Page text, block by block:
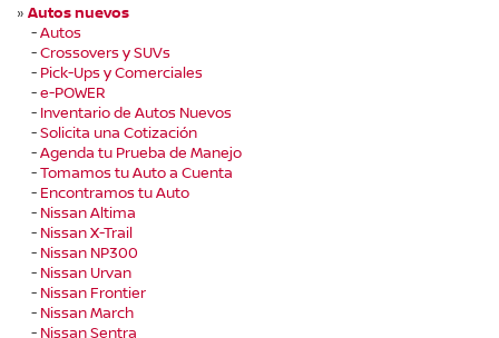
» Autos nuevos
-Autos
-Crossovers y SUVs
- Pick-Ups y Comerciales
-e-POWER
- Inventario de Autos Nuevos
-Solicita una Cotización
-Agenda tu Prueba de Manejo
-Tomamos tu Auto a Cuenta
- Encontramos tu Auto
- Nissan Altima
- Nissan X-Trail
- Nissan NP300
- Nissan Urvan
- Nissan Frontier
- Nissan March
- Nissan Sentra